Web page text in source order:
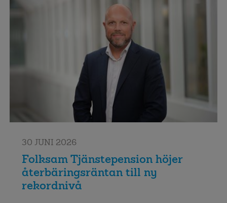
30 JUNI 2026
Folksam Tjänstepension höjer
återbäringsräntan till ny
rekordnivå